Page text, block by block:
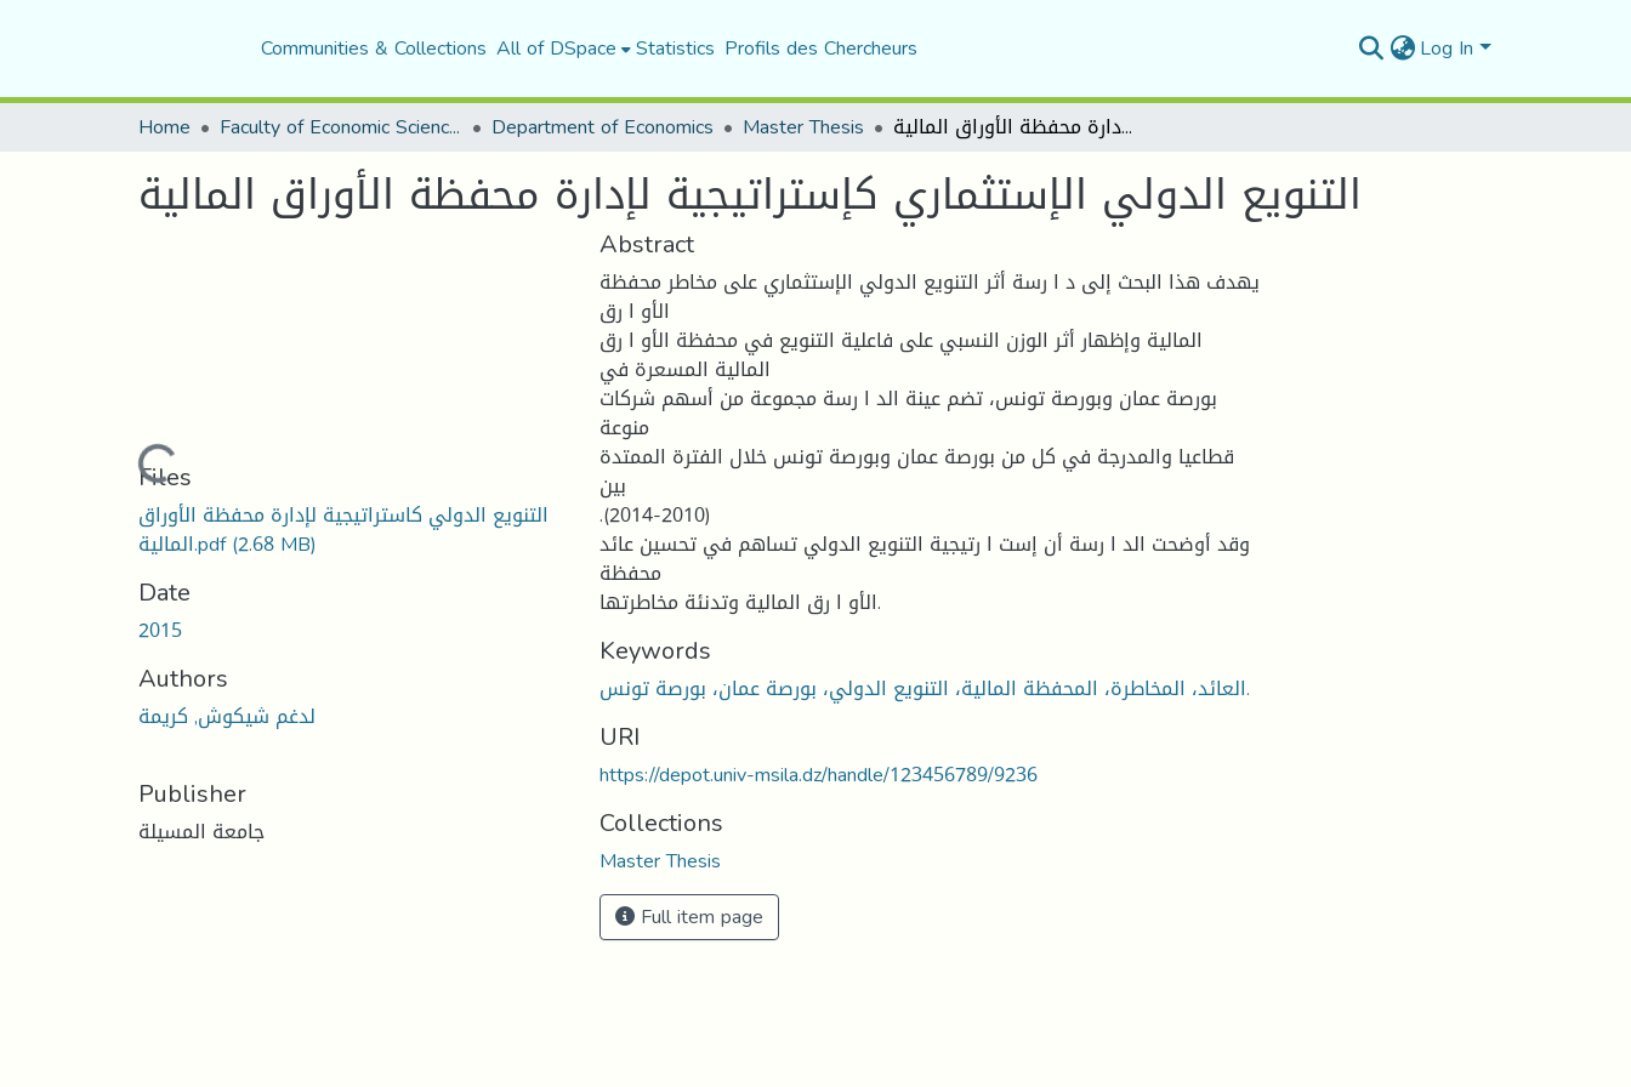
Communities & Collections All of DSpace Statistics Profils des Chercheurs Log In
Home Faculty of Economic Sciences, Commerce and Management Sciences Department of Economics Master Thesis التنویع الدولي الإستثماري كإستراتیجیة لإدارة محفظة الأوراق المالیة
التنویع الدولي الإستثماري كإستراتیجیة لإدارة محفظة الأوراق المالیة
Loading...
Files
التنويع الدولي كاستراتيجية لإدارة محفظة الأوراق
المالية.pdf(2.68 MB)
Date
2015
Authors
لدغم شيكوش, كريمة
Publisher
جامعة المسيلة
Abstract
یهدف هذا البحث إلى د ا رسة أثر التنویع الدولي الإستثماري على مخاطر محفظة
الأو ا رق
المالیة وإظهار أثر الوزن النسبي على فاعلیة التنویع في محفظة الأو ا رق
المالیة المسعرة في
بورصة عمان وبورصة تونس، تضم عینة الد ا رسة مجموعة من أسهم شركات
منوعة
قطاعیا والمدرجة في كل من بورصة عمان وبورصة تونس خلال الفترة الممتدة
بین
.(2014-2010)
وقد أوضحت الد ا رسة أن إست ا رتیجیة التنویع الدولي تساهم في تحسین عائد
محفظة
الأو ا رق المالیة وتدنئة مخاطرتها.
Keywords
العائد، المخاطرة، المحفظة المالیة، التنویع الدولي، بورصة عمان، بورصة تونس.
URI
https://depot.univ-msila.dz/handle/123456789/9236
Collections
Master Thesis
Full item page